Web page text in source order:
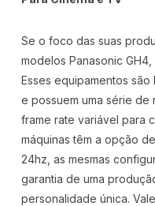
Se o foco das suas
modelos Panasonic
Esses equipamentos são
e possuem uma série de
frame rate variável para
máquinas têm a opção
24hz, as mesmas
garantia de uma
personalidade única.